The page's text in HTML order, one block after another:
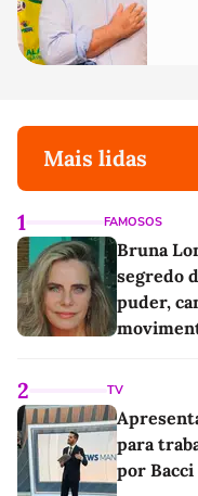
Mais lidas
1 FAMOSOS
Bruna
segredo
puder,
2 TV
para
por Bacci